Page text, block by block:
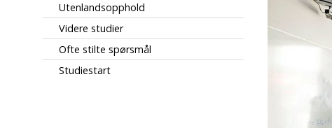
Utenlandsopphold
Videre studier
Ofte stilte spørsmål
Studiestart